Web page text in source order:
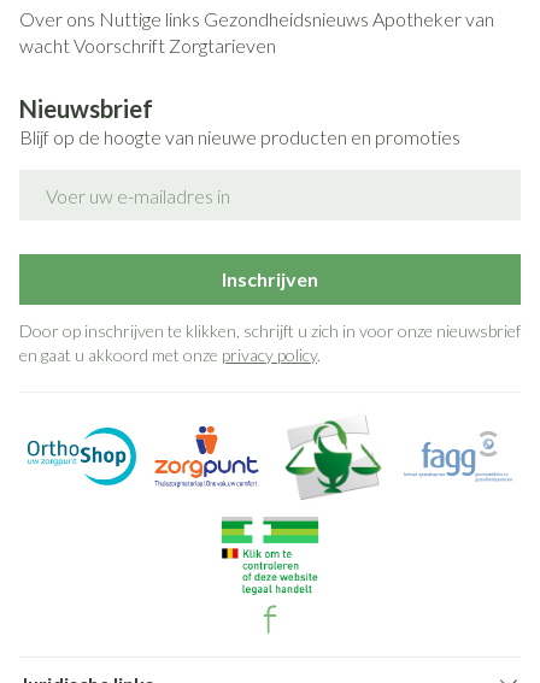
Over ons Nuttige links Gezondheidsnieuws Apotheker van
wachtVoorschrift Zorgtarieven
Nieuwsbrief
Blijf op de hoogte van nieuwe producten en promoties
Inschrijven
Door op inschrijven te klikken, schrijft u zich in voor onze nieuwsbrief
en gaat u akkoord met onze privacy policy.